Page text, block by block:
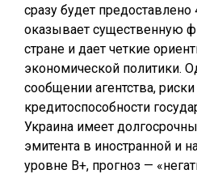
сразу будет
оказывает существенную
стране и дает четкие
экономической политики.
сообщении агентства,
кредитоспособности
Украина имеет
эмитента в иностранной и
уровне B+, прогноз —